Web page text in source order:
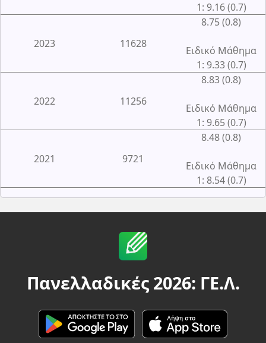
1: 9.16 (0.7)
2023 11628
8.75 (0.8)
Ειδικό Μάθημα
1: 9.33 (0.7)
2022 11256
8.83 (0.8)
Ειδικό Μάθημα
1: 9.65 (0.7)
2021 9721
8.48 (0.8)
Ειδικό Μάθημα
1: 8.54 (0.7)
Πανελλαδικές 2026: ΓΕ.Λ.